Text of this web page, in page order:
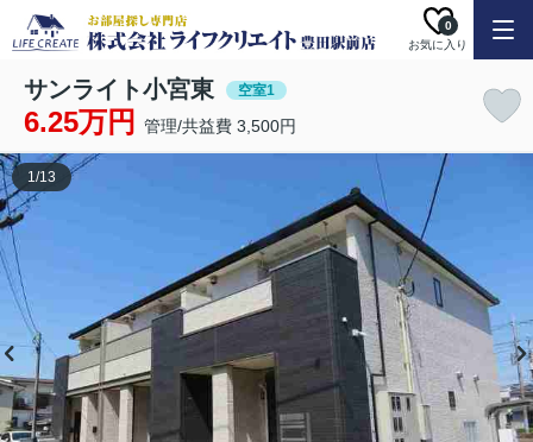
お気に入り
0
サンライト小宮東 空室1
6.25万円 管理/共益費 3,500円
1/13